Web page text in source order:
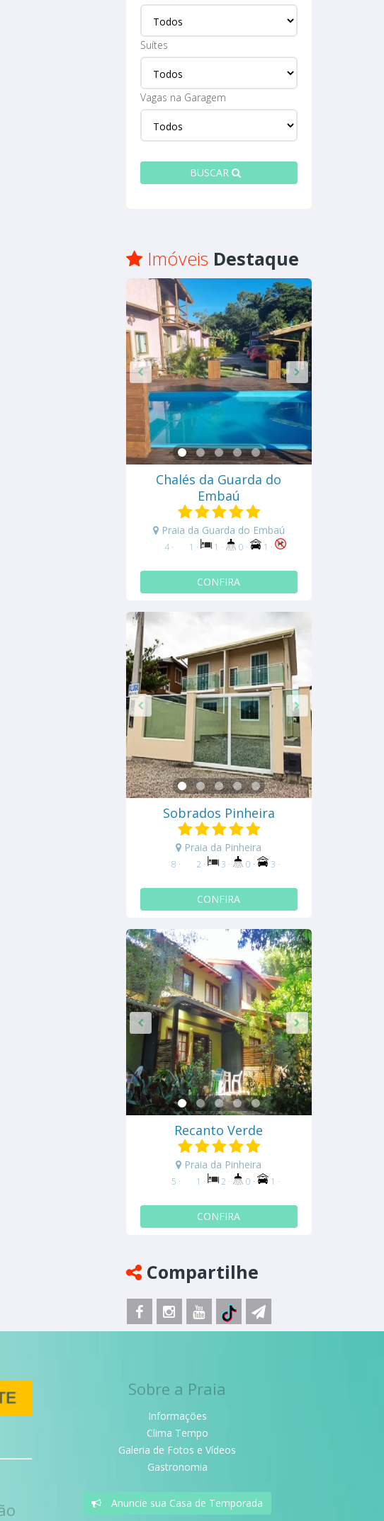
Suítes
Vagas na Garagem
BUSCAR
Imóveis Destaque
Chalés da Guarda do
Embaú
Praia da Guarda do Embaú
4 · 1 · 1 · 0 · 1 ·
CONFIRA
Sobrados Pinheira
Praia da Pinheira
8 · 2 · 3 · 0 · 3 ·
CONFIRA
Recanto Verde
Praia da Pinheira
5 · 1 · 2 · 0 · 1 ·
CONFIRA
Compartilhe
Sobre a Praia
Informações
Clima Tempo
Galeria de Fotos e Vídeos
Gastronomia
Anuncie sua Casa de Temporada